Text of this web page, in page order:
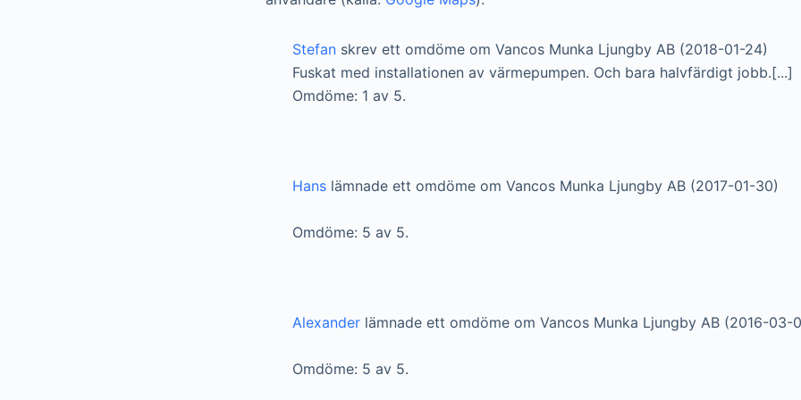
Stefan skrev ett omdöme om Vancos Munka Ljungby AB (2018-01-24)
Fuskat med installationen av värmepumpen. Och bara halvfärdigt jobb.[...]
Omdöme: 1 av 5.
Hans lämnade ett omdöme om Vancos Munka Ljungby AB (2017-01-30)
Omdöme: 5 av 5.
Alexander lämnade ett omdöme om Vancos Munka Ljungby AB (2016-03-
Omdöme: 5 av 5.